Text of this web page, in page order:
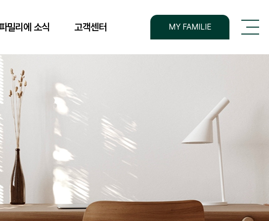
밀리에 소식 고객센터 MY FAMILIE